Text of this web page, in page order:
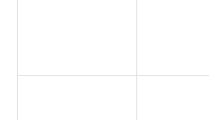
Array de porte